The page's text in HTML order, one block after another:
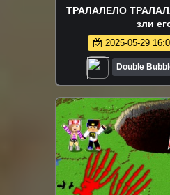
ТРАЛАЛЕЛО
зли
2025-05-29
Double